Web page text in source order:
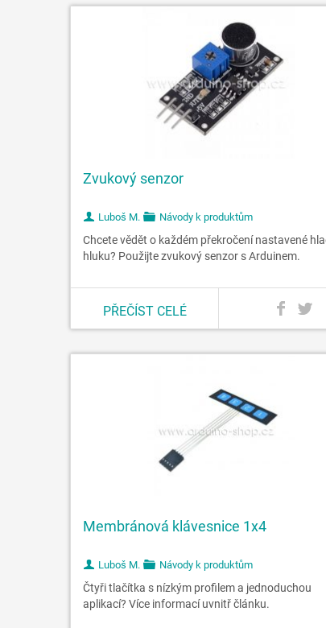
Zvukový senzor
Luboš M. Návody k produktům
Chcete vědět o každém překročení nastavené
hluku? Použijte zvukový senzor s Arduinem.
PŘEČÍST CELÉ
Membránová klávesnice 1x4
Luboš M. Návody k produktům
Čtyři tlačítka s nízkým profilem a jednoduchou
aplikací? Více informací uvnitř článku.